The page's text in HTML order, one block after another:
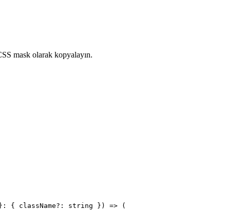
mask olarak kopyalayın.
{ className?: string }) => (